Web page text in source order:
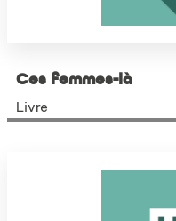
Ces femmes-là
Livre